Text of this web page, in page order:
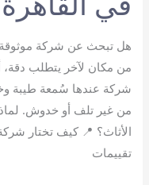
هل تبحث عن شركة موثوقة
من مكان لآخر يتطلب دقة،
شركة عندها سُمعة طيبة
من غير تلف أو خدوش.
تقييمات